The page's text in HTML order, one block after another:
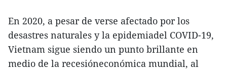
En 2020, a pesar de verse afectado por los
desastres naturales y la epidemiadel COVID-19,
Vietnam sigue siendo un punto brillante en
medio de la recesióneconómica mundial, al